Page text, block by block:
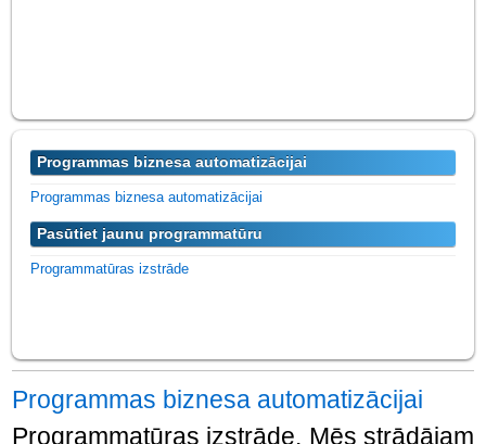
Programmas biznesa automatizācijai
Programmas biznesa automatizācijai
Pasūtiet jaunu programmatūru
Programmatūras izstrāde
Programmas biznesa automatizācijai
Programmatūras izstrāde. Mēs strādājam